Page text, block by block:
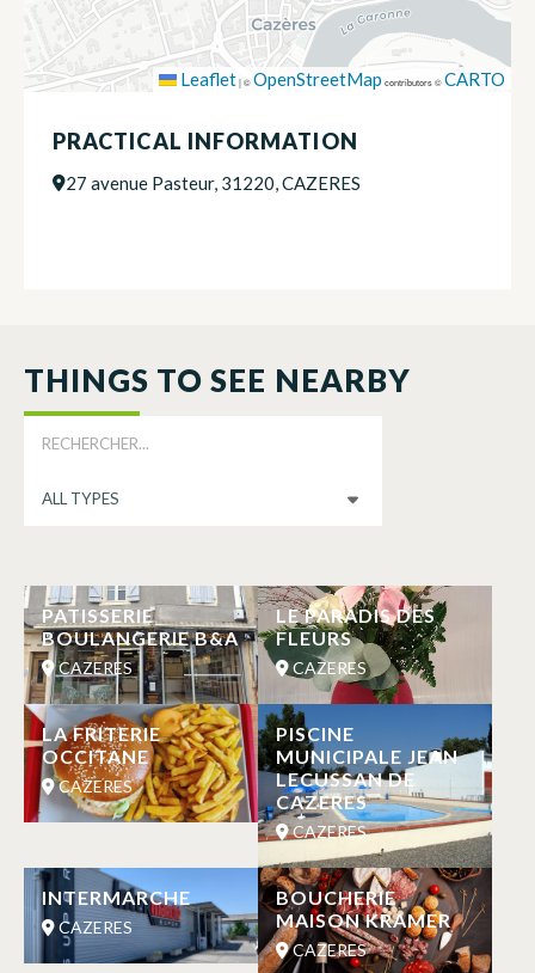
Leaflet|©OpenStreetMap contributors ©CARTO
PRACTICAL INFORMATION
27 avenue Pasteur, 31220, CAZERES
THINGS TO SEE NEARBY
PATISSERIE
BOULANGERIE B&A
CAZERES
LE PARADIS DES
FLEURS
CAZERES
LA FRITERIE
OCCITANE
CAZERES
PISCINE
MUNICIPALE JEAN
LECUSSAN DE
CAZERES
CAZERES
INTERMARCHE
CAZERES
BOUCHERIE
MAISON KRAMER
CAZERES